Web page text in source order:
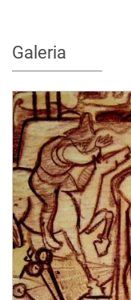
Galeria